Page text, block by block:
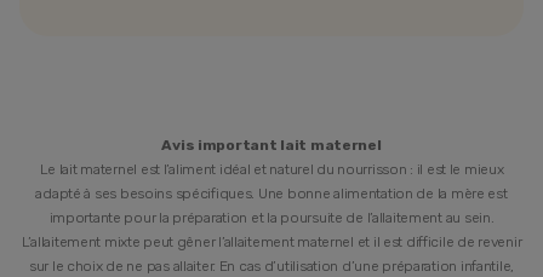
Avis important lait maternel
Le lait maternel est l’aliment idéal et naturel du nourrisson : il est le mieux
adapté à ses besoins spécifiques. Une bonne alimentation de la mère est
importante pour la préparation et la poursuite de l’allaitement au sein.
L’allaitement mixte peut gêner l’allaitement maternel et il est difficile de revenir
sur le choix de ne pas allaiter. En cas d’utilisation d’une préparation infantile,